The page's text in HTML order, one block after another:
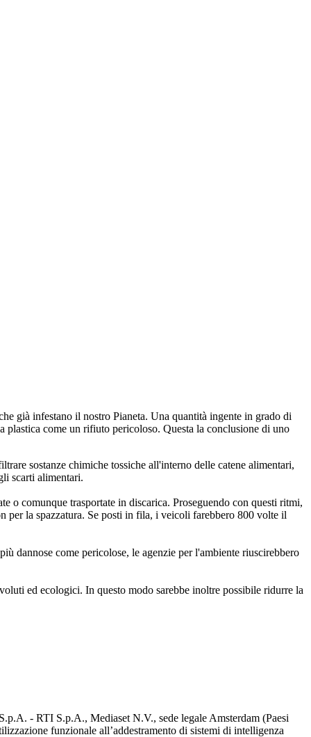
già infestano il nostro Pianeta. Una quantità ingente in grado di
come un rifiuto pericoloso. Questa la conclusione di uno
sostanze chimiche tossiche all'interno delle catene alimentari,
scarti alimentari.
o comunque trasportate in discarica. Proseguendo con questi ritmi,
per la spazzatura. Se posti in fila, i veicoli farebbero 800 volte il
dannose come pericolose, le agenzie per l'ambiente riuscirebbero
ed ecologici. In questo modo sarebbe inoltre possibile ridurre la
- RTI S.p.A., Mediaset N.V., sede legale Amsterdam (Paesi
funzionale all’addestramento di sistemi di intelligenza